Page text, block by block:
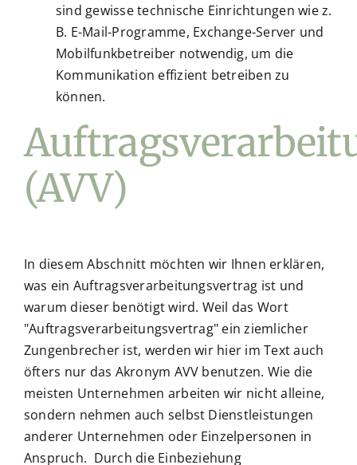
sind gewisse technische Einrichtungen wie z.
B. E-Mail-Programme, Exchange-Server und
Mobilfunkbetreiber notwendig, um die
Kommunikation effizient betreiben zu
können.
(AVV)
In diesem Abschnitt möchten wir Ihnen erklären,
was ein Auftragsverarbeitungsvertrag ist und
warum dieser benötigt wird. Weil das Wort
"Auftragsverarbeitungsvertrag" ein ziemlicher
Zungenbrecher ist, werden wir hier im Text auch
öfters nur das Akronym AVV benutzen. Wie die
meisten Unternehmen arbeiten wir nicht alleine,
sondern nehmen auch selbst Dienstleistungen
anderer Unternehmen oder Einzelpersonen in
Anspruch. Durch die Einbeziehung